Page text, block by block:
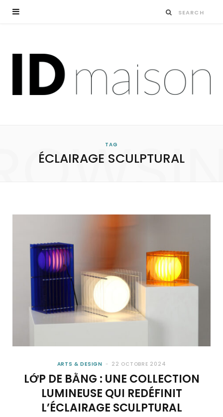
TAG
ÉCLAIRAGE SCULPTURAL
ARTS & DESIGN 22 OCTOBRE 2024
LỚP DE BẰNG : UNE COLLECTION
LUMINEUSE QUI REDÉFINIT
L’ÉCLAIRAGE SCULPTURAL